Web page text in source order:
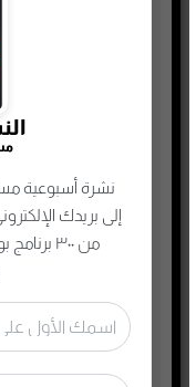
سياسة واقتصاد
سيرة ذاتية
صناعة المحتوى
عام
علوم وصحة
نشرة أسبوعية
إلى بريدك
من ٣٠٠